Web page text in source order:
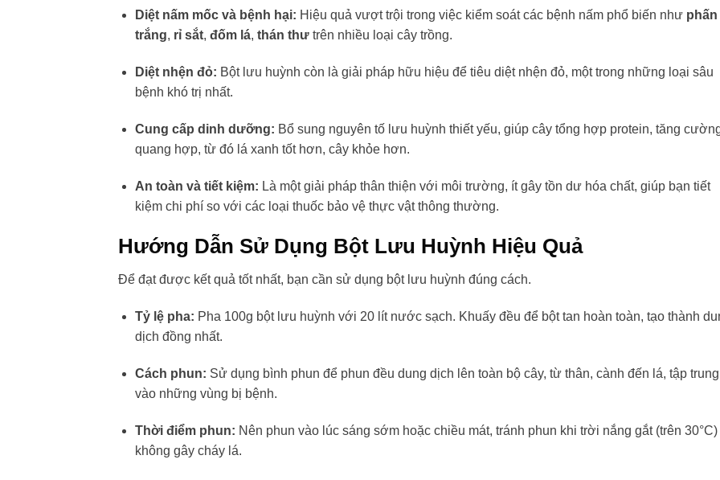
Diệt nấm mốc và bệnh hại: Hiệu quả vượt trội trong việc kiểm soát các bệnh nấm phổ biến như phấn
trắng, rỉ sắt, đốm lá, thán thưtrên nhiều loại cây trồng.
Diệt nhện đỏ: Bột lưu huỳnh còn là giải pháp hữu hiệu để tiêu diệt nhện đỏ, một trong những loại sâu
bệnh khó trị nhất.
Cung cấp dinh dưỡng: Bổ sung nguyên tố lưu huỳnh thiết yếu, giúp cây tổng hợp protein, tăng
quang hợp, từ đó lá xanh tốt hơn, cây khỏe hơn.
An toàn và tiết kiệm: Là một giải pháp thân thiện với môi trường, ít gây tồn dư hóa chất, giúp bạn tiết
kiệm chi phí so với các loại thuốc bảo vệ thực vật thông thường.
Hướng Dẫn Sử Dụng Bột Lưu Huỳnh Hiệu Quả
Để đạt được kết quả tốt nhất, bạn cần sử dụng bột lưu huỳnh đúng cách.
Tỷ lệ pha: Pha 100g bột lưu huỳnh với 20 lít nước sạch. Khuấy đều để bột tan hoàn toàn, tạo thành
dịch đồng nhất.
Cách phun: Sử dụng bình phun để phun đều dung dịch lên toàn bộ cây, từ thân, cành đến lá, tập trung
vào những vùng bị bệnh.
Thời điểm phun: Nên phun vào lúc sáng sớm hoặc chiều mát, tránh phun khi trời nắng gắt (trên 30°C)
không gây cháy lá.